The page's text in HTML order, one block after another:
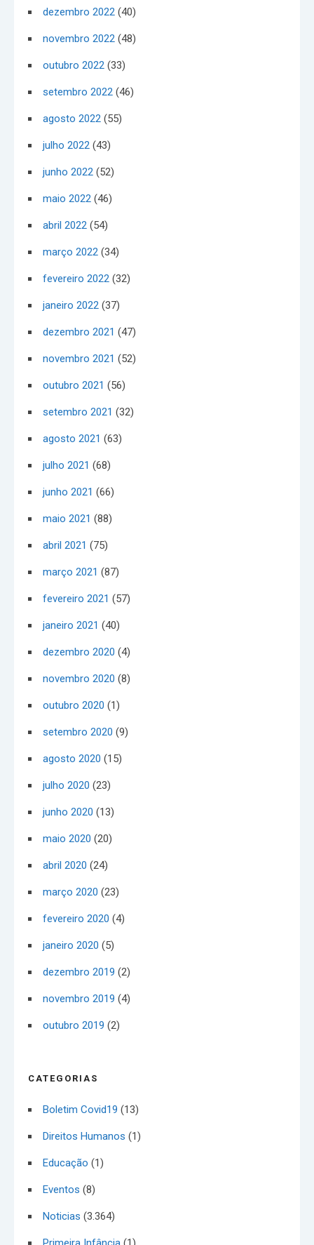
dezembro 2022 (40)
novembro 2022 (48)
outubro 2022 (33)
setembro 2022 (46)
agosto 2022 (55)
julho 2022 (43)
junho 2022 (52)
maio 2022 (46)
abril 2022 (54)
março 2022 (34)
fevereiro 2022 (32)
janeiro 2022 (37)
dezembro 2021 (47)
novembro 2021 (52)
outubro 2021 (56)
setembro 2021 (32)
agosto 2021 (63)
julho 2021 (68)
junho 2021 (66)
maio 2021 (88)
abril 2021 (75)
março 2021 (87)
fevereiro 2021 (57)
janeiro 2021 (40)
dezembro 2020 (4)
novembro 2020 (8)
outubro 2020 (1)
setembro 2020 (9)
agosto 2020 (15)
julho 2020 (23)
junho 2020 (13)
maio 2020 (20)
abril 2020 (24)
março 2020 (23)
fevereiro 2020 (4)
janeiro 2020 (5)
dezembro 2019 (2)
novembro 2019 (4)
outubro 2019 (2)
CATEGORIAS
Boletim Covid19 (13)
Direitos Humanos (1)
Educação (1)
Eventos (8)
Noticias (3.364)